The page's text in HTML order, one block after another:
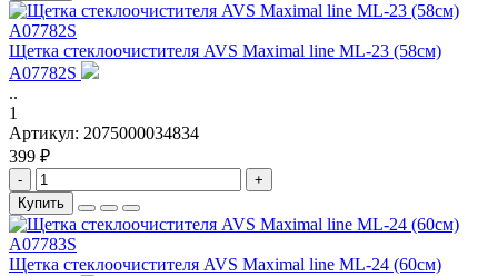
Щетка стеклоочистителя AVS Maximal line ML-23 (58см)
A07782S
..
1
Артикул: 2075000034834
399 ₽
-
+
Купить
Щетка стеклоочистителя AVS Maximal line ML-24 (60см)